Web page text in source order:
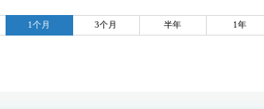
1个月 3个月 半年 1年